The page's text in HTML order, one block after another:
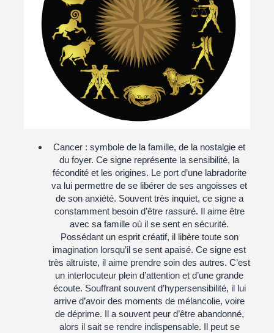
Cancer : symbole de la famille, de la nostalgie et
du foyer. Ce signe représente la sensibilité, la
fécondité et les origines. Le port d’une labradorite
va lui permettre de se libérer de ses angoisses et
de son anxiété. Souvent très inquiet, ce signe a
constamment besoin d’être rassuré. Il aime être
avec sa famille où il se sent en sécurité.
Possédant un esprit créatif, il libère toute son
imagination lorsqu’il se sent apaisé. Ce signe est
très altruiste, il aime prendre soin des autres. C’est
un interlocuteur plein d’attention et d’une grande
écoute. Souffrant souvent d’hypersensibilité, il lui
arrive d’avoir des moments de mélancolie, voire
de déprime. Il a souvent peur d’être abandonné,
alors il sait se rendre indispensable. Il peut se